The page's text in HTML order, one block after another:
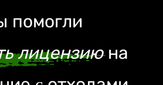
помогли
лицензиюна